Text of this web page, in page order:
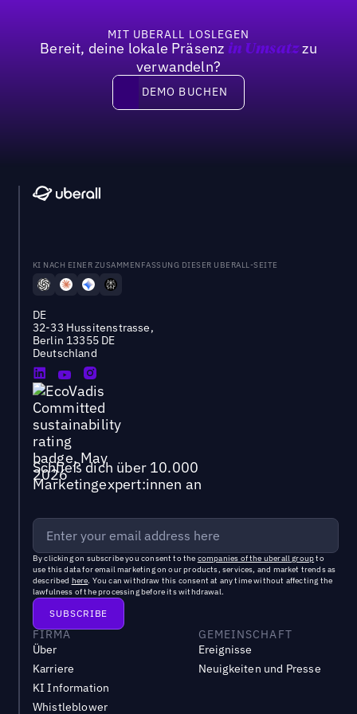
MIT UBERALL LOSLEGEN
Bereit, deine lokale Präsenz in Umsatzzu
verwandeln?
DEMO BUCHEN
DEMO BUCHEN
KI NACH EINER ZUSAMMENFASSUNG DIESER UBERALL-SEITE
DE
32-33 Hussitenstrasse,
Berlin 13355 DE
Deutschland
Schließ dich über 10.000
Marketingexpert:innen an
By clicking on subscribe you consent to the companies of the uberall groupto
use this data for email marketing on our products, services, and market trends as
described here. You can withdraw this consent at any time without affecting the
lawfulness of the processing before its withdrawal.
FIRMA
Über
Karriere
KI Information
Whistleblower
GEMEINSCHAFT
Ereignisse
Neuigkeiten und Presse